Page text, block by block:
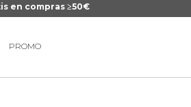
en compras ≥50€
PROMO